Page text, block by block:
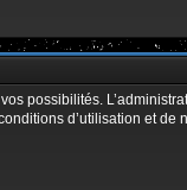
possibilités.
d’utilisation et